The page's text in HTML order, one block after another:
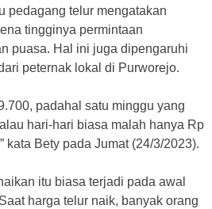
pedagang telur mengatakan
tingginya permintaan
puasa. Hal ini juga dipengaruhi
peternak lokal di Purworejo.
padahal satu minggu yang
hari-hari biasa malah hanya Rp
kata Bety pada Jumat (24/3/2023).
itu biasa terjadi pada awal
harga telur naik, banyak orang